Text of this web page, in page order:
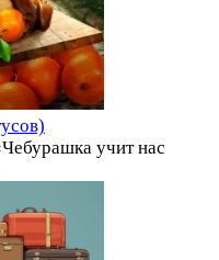
учит нас